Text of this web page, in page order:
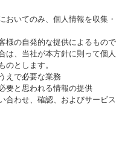
おいてのみ、個人情報を収集・
様の自発的な提供によるもので
は、当社が本方針に則って個人
のとします。
えで必要な業務
要と思われる情報の提供
合わせ、確認、およびサービス